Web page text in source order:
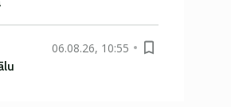
06.08.26, 10:55